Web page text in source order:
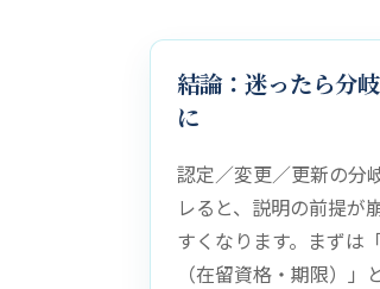
結論：迷ったら分
に
認定／変更／更新の分
レると、説明の前提が
すくなります。まずは
（在留資格・期限）」